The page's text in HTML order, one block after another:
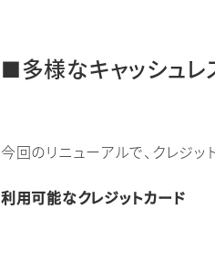
■多様なキャッシュ
今回のリニューアルで、クレジ
利用可能なクレジットカード